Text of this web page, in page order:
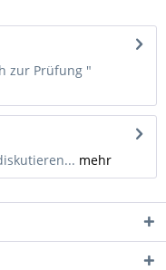
zur Prüfung "
mehr